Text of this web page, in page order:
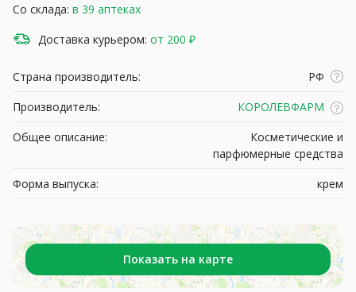
Со склада: в 39 аптеках
Доставка курьером: от 200 ₽
Страна производитель:
РФ
Производитель:
КОРОЛЕВФАРМ
Общее описание:
Косметические и
парфюмерные средства
Форма выпуска:
крем
Показать на карте